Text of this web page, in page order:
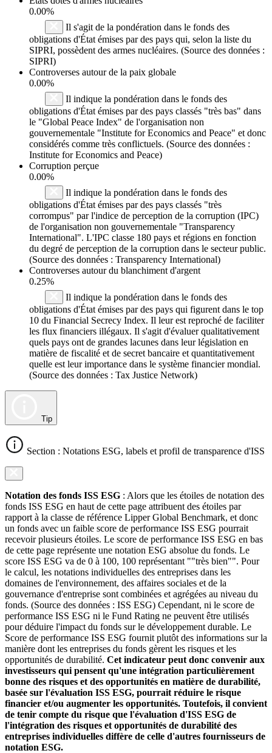
0.00%
Il s'agit de la pondération dans le fonds des
obligations d'État émises par des pays qui, selon la liste du
SIPRI, possèdent des armes nucléaires. (Source des données :
SIPRI)
Controverses autour de la paix globale
0.00%
Il indique la pondération dans le fonds des
obligations d'État émises par des pays classés "très bas" dans
le "Global Peace Index" de l'organisation non
gouvernementale "Institute for Economics and Peace" et donc
considérés comme très conflictuels. (Source des données :
Institute for Economics and Peace)
Corruption perçue
0.00%
Il indique la pondération dans le fonds des
obligations d'État émises par des pays classés "très
corrompus" par l'indice de perception de la corruption (IPC)
de l'organisation non gouvernementale "Transparency
International". L'IPC classe 180 pays et régions en fonction
du degré de perception de la corruption dans le secteur public.
(Source des données : Transparency International)
Controverses autour du blanchiment d'argent
0.25%
Il indique la pondération dans le fonds des
obligations d'État émises par des pays qui figurent dans le top
10 du Financial Secrecy Index. Il leur est reproché de faciliter
les flux financiers illégaux. Il s'agit d'évaluer qualitativement
quels pays ont de grandes lacunes dans leur législation en
matière de fiscalité et de secret bancaire et quantitativement
quelle est leur importance dans le système financier mondial.
(Source des données : Tax Justice Network)
Tip
Section : Notations ESG, labels et profil de transparence d'ISS
Notation des fonds ISS ESG : Alors que les étoiles de notation des
fonds ISS ESG en haut de cette page attribuent des étoiles par
rapport à la classe de référence Lipper Global Benchmark, et donc
un fonds avec un faible score de performance ISS ESG pourrait
recevoir plusieurs étoiles. Le score de performance ISS ESG en bas
de cette page représente une notation ESG absolue du fonds. Le
score ISS ESG va de 0 à 100, 100 représentant ""très bien"". Pour
le calcul, les notations individuelles des entreprises dans les
domaines de l'environnement, des affaires sociales et de la
gouvernance d'entreprise sont combinées et agrégées au niveau du
fonds. (Source des données : ISS ESG) Cependant, ni le score de
performance ISS ESG ni le Fund Rating ne peuvent être utilisés
pour déduire l'impact du fonds sur le développement durable. Le
Score de performance ISS ESG fournit plutôt des informations sur la
manière dont les entreprises du fonds gèrent les risques et les
opportunités de durabilité. Cet indicateur peut donc convenir aux
investisseurs qui pensent qu'une intégration particulièrement
bonne des risques et des opportunités en matière de durabilité,
basée sur l'évaluation ISS ESG, pourrait réduire le risque
financier et/ou augmenter les opportunités. Toutefois, il convient
de tenir compte du risque que l'évaluation d'ISS ESG de
l'intégration des risques et opportunités de durabilité des
entreprises individuelles diffère de celle d'autres fournisseurs de
notation ESG.